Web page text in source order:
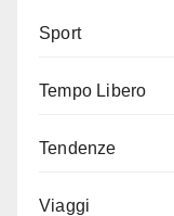
Sport
Tempo Libero
Tendenze
Viaggi